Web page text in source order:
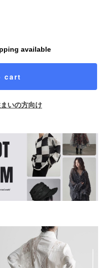
available
cart
いの方向け